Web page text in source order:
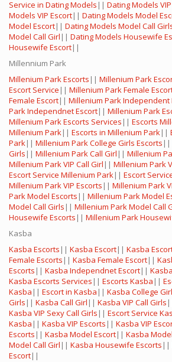
Service in Dating Models || Dating Models
Models VIP Escort|| Dating Models Model
Model Escort|| Dating Models Model Call
Model Call Girl || Dating Models Housewife
Housewife Escort||
Millennium Park
Millenium Park Escorts || Millenium Park
Escort Service || Millenium Park Female
Female Escort|| Millenium Park Independent
Park Independnet Escort|| Millenium Park
Millenium Park Escorts Services || Escorts
Millenium Park|| Escorts in Millenium Park||
Park|| Millenium Park College Girls Escorts ||
Girls || Millenium Park Call Girl || Millenium
Millenium Park VIP Call Girl || Millenium Park
Escort Service Millenium Park|| Escort
Millenium Park VIP Escorts || Millenium Park
Park Model Escorts || Millenium Park Model
Model Call Girls || Millenium Park Model Call
Housewife Escorts || Millenium Park
Kasba
Kasba Escorts || Kasba Escort|| Kasba
Female Escorts || Kasba Female Escort||
Escorts || Kasba Independnet Escort||
Kasba Escorts Services || Escorts Kasba ||
Kasba || Escort in Kasba || Kasba College
Girls || Kasba Call Girl || Kasba VIP Call Girls
Kasba VIP Sexy Call Girls || Escort Service
Kasba || Kasba VIP Escorts || Kasba VIP
Escorts || Kasba Model Escort|| Kasba
Model Call Girl || Kasba Housewife Escorts ||
Escort||